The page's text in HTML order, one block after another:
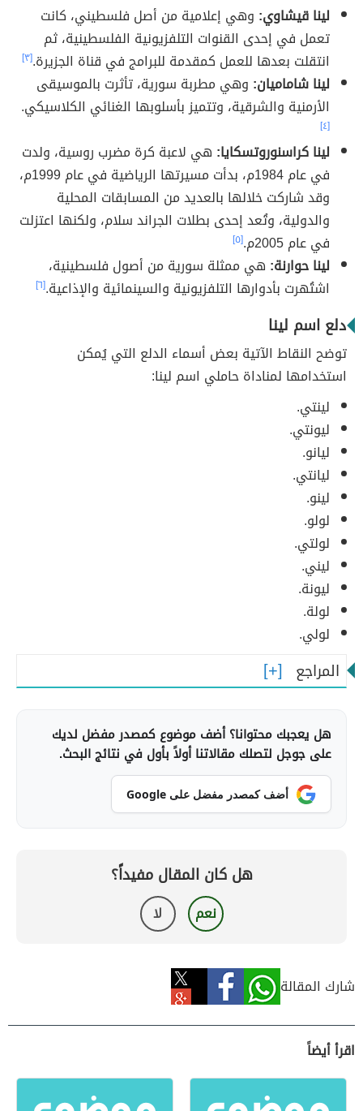
لينا قيشاوي: وهي إعلامية من أصل فلسطيني، كانت
تعمل في إحدى القنوات التلفزيونية الفلسطينية، ثم
انتقلت بعدها للعمل كمقدمة للبرامج في قناة الجزيرة.[٣]
لينا شاماميان: وهي مطربة سورية، تأثرت بالموسيقى
الأرمنية والشرقية، وتتميز بأسلوبها الغنائي الكلاسيكي.
[٤]
لينا كراسنوروتسكايا: هي لاعبة كرة مضرب روسية، ولدت
في عام 1984م، بدأت مسيرتها الرياضية في عام 1999م،
وقد شاركت خلالها بالعديد من المسابقات المحلية
والدولية، وتُعد إحدى بطلات الجراند سلام، ولكنها اعتزلت
في عام 2005م.
[٥]
لينا حوارنة: هي ممثلة سورية من أصول فلسطينية،
اشتُهرت بأدوارها التلفزيونية والسينمائية والإذاعية.[٦]
دلع اسم لينا
توضح النقاط الآتية بعض أسماء الدلع التي يُمكن
استخدامها لمناداة حاملي اسم لينا:
لينتي.
ليونتي.
ليانو.
ليانتي.
لينو.
لولو.
لولتي.
ليني.
ليونة.
لولة.
لولي.
المراجع
هل يعجبك محتوانا؟ أضف موضوع كمصدر مفضل لديك
على جوجل لتصلك مقالاتنا أولاً بأول في نتائج البحث.
أضف كمصدر مفضل على Google
هل كان المقال مفيداً؟
نعم لا
شارك المقالة
اقرأ أيضاً